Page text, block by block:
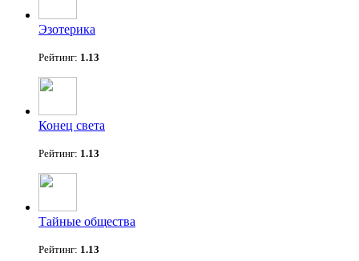
Эзотерика
Рейтинг: 1.13
Конец света
Рейтинг: 1.13
Тайные общества
Рейтинг: 1.13